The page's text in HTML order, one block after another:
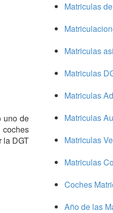
uno de
la DGT
Matriculas
Matriculas
Matriculas
Matriculas
Matriculas
Matriculas
Matriculas
Coches
Año de las